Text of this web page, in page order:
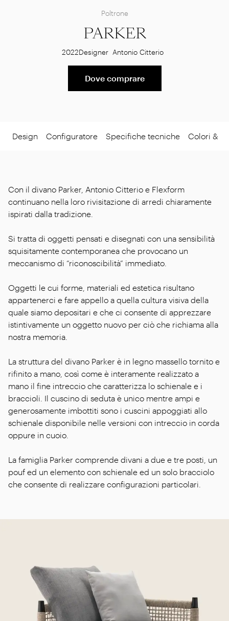
Poltrone
PARKER
2022Designer Antonio Citterio
Dove comprare
Design Configuratore Specifiche tecniche Colori &
Con il divano Parker, Antonio Citterio e Flexform
continuano nella loro rivisitazione di arredi chiaramente
ispirati dalla tradizione.
Si tratta di oggetti pensati e disegnati con una sensibilità
squisitamente contemporanea che provocano un
meccanismo di “riconoscibilità” immediato.
Oggetti le cui forme, materiali ed estetica risultano
appartenerci e fare appello a quella cultura visiva della
quale siamo depositari e che ci consente di apprezzare
istintivamente un oggetto nuovo per ciò che richiama alla
nostra memoria.
La struttura del divano Parker è in legno massello tornito e
rifinito a mano, così come è interamente realizzato a
mano il fine intreccio che caratterizza lo schienale e i
braccioli. Il cuscino di seduta è unico mentre ampi e
generosamente imbottiti sono i cuscini appoggiati allo
schienale disponibile nelle versioni con intreccio in corda
oppure in cuoio.
La famiglia Parker comprende divani a due e tre posti, un
pouf ed un elemento con schienale ed un solo bracciolo
che consente di realizzare configurazioni particolari.